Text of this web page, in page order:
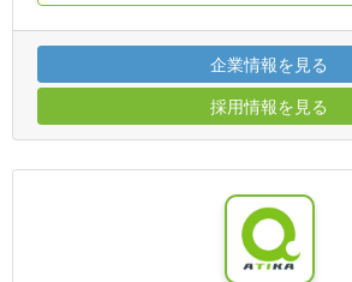
企業情報を見る
採用情報を見る